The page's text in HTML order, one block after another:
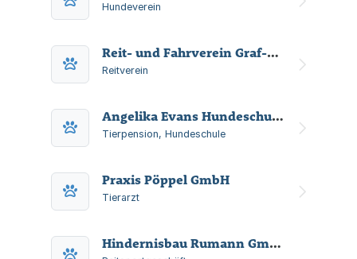
Hundeverein
Reit- und Fahrverein Graf-Sporck Delbrück e. V.
Reitverein
Angelika Evans Hundeschule Hundepension Dagmar Henze
Tierpension, Hundeschule
Praxis Pöppel GmbH
Tierarzt
Hindernisbau Rumann GmbH & Co. KG